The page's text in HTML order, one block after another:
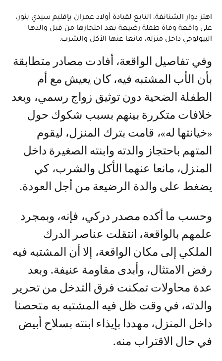
اهتز دوار الشنانفة، التابع لقيادة أولاد عمران بإقليم سيدي بنور،
على واقعة وفاة طفلة رضيعة بعد احتجازها من قِبل والدها
البيولوجي داخل منزله، مانعا عنها الأكل والشرب.
وفي تفاصيل الواقعة، أفادت مصادر متطابقة
بأن الأب المشتبه فيه، كان يعيش مع أم
الطفلة الضحية دون توثيق زواج رسمي، وبعد
خلافات متكررة بينهم بسبب شكوك حول
«خيانتها له»، قامت بترك المنزل، ليقوم
المتهم باحتجاز والدته وابنته الصغيرة داخل
المنزل، مانعا عنهما الأكل والشرب، كي
يضغط على والدة الرضيعة من أجل العودة.
وحسب ما أكده مصدر دركي، فإنه، وبمجرد
علمهم بالواقعة، انتقلت عناصر الدرك
الملكي إلى مكان الواقعة، إلا أن المشتبه فيه
رفض الامتثال، وأبدى مقاومة عنيفة. وبعد
عدة محاولات تمكنت فرق التدخل من تحرير
والدته، في وقت ظل فيه المشتبه به متحصنا
داخل المنزل، مهددا بإيذاء ابنته بسلاح أبيض
في حال الاقتراب منه.